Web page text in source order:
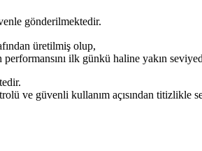
gönderilmektedir.
üretilmiş olup,
ilk günkü haline yakın
güvenli kullanım açısından titizlikle